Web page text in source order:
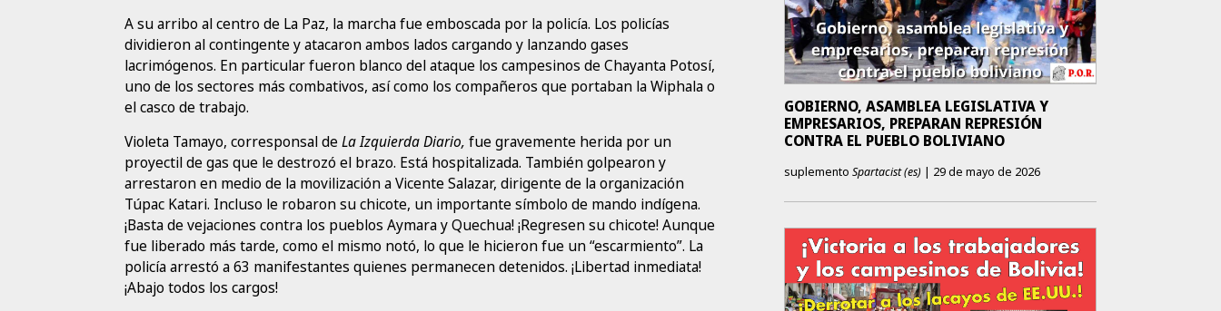
A su arribo al centro de La Paz, la marcha fue emboscada por la policía. Los policías
dividieron al contingente y atacaron ambos lados cargando y lanzando gases
lacrimógenos. En particular fueron blanco del ataque los campesinos de Chayanta Potosí,
uno de los sectores más combativos, así como los compañeros que portaban la Wiphala o
el casco de trabajo.
Violeta Tamayo, corresponsal deLa Izquierda Diario, fue gravemente herida por un
proyectil de gas que le destrozó el brazo. Está hospitalizada. También golpearon y
arrestaron en medio de la movilización a Vicente Salazar, dirigente de la organización
Túpac Katari. Incluso le robaron su chicote, un importante símbolo de mando indígena.
¡Basta de vejaciones contra los pueblos Aymara y Quechua! ¡Regresen su chicote! Aunque
fue liberado más tarde, como el mismo notó, lo que le hicieron fue un “escarmiento”. La
policía arrestó a 63 manifestantes quienes permanecen detenidos. ¡Libertad inmediata!
¡Abajo todos los cargos!
GOBIERNO, ASAMBLEA LEGISLATIVA Y
EMPRESARIOS, PREPARAN REPRESIÓN
CONTRA EL PUEBLO BOLIVIANO
suplementoSpartacist (es) | 29 de mayo de 2026